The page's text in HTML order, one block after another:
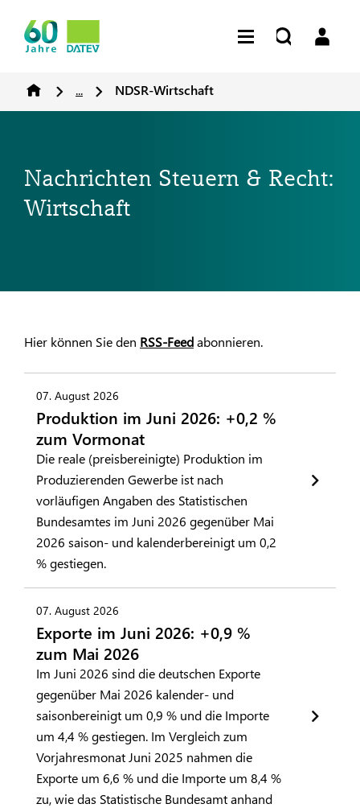
... NDSR-Wirtschaft
Nachrichten Steuern & Recht:
Wirtschaft
Hier können Sie den RSS-Feedabonnieren.
07. August 2026
Produktion im Juni 2026: +0,2 %
zum Vormonat
Die reale (preisbereinigte) Produktion im
Produzierenden Gewerbe ist nach
vorläufigen Angaben des Statistischen
Bundesamtes im Juni 2026 gegenüber Mai
2026 saison- und kalenderbereinigt um 0,2
% gestiegen.
07. August 2026
Exporte im Juni 2026: +0,9 %
zum Mai 2026
Im Juni 2026 sind die deutschen Exporte
gegenüber Mai 2026 kalender- und
saisonbereinigt um 0,9 % und die Importe
um 4,4 % gestiegen. Im Vergleich zum
Vorjahresmonat Juni 2025 nahmen die
Exporte um 6,6 % und die Importe um 8,4 %
zu, wie das Statistische Bundesamt anhand